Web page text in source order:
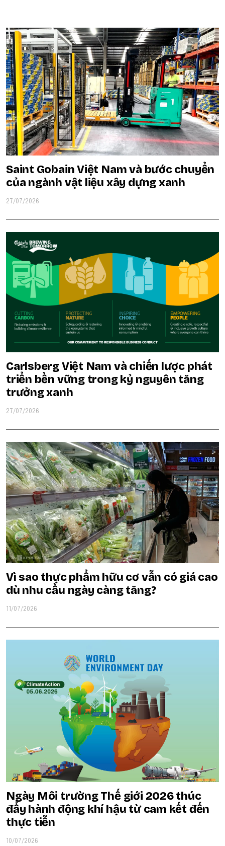
Saint Gobain Việt Nam và bước chuyển
của ngành vật liệu xây dựng xanh
27/07/2026
Carlsberg Việt Nam và chiến lược phát
triển bền vững trong kỷ nguyên tăng
trưởng xanh
27/07/2026
Vì sao thực phẩm hữu cơ vẫn có giá cao
dù nhu cầu ngày càng tăng?
11/07/2026
Ngày Môi trường Thế giới 2026 thúc
đẩy hành động khí hậu từ cam kết đến
thực tiễn
10/07/2026